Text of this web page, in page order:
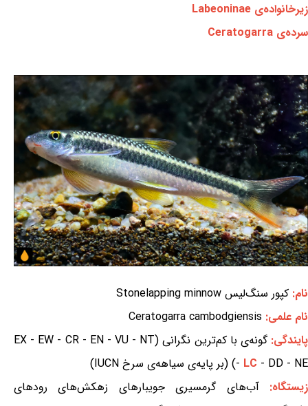
زیرخانواده‌ی Labeoninae
سرده‌ی Ceratogarra
نام: کپور سنگ‌لیس Stonelapping minnow
نام علمی: Ceratogarra cambodgiensis
پایندگی:
گونه‌ی با کم‌ترین نگرانی (EX - EW - CR - EN - VU - NT
- LC - DD - NE) (بر پایه‌ی سیاهه‌ی سرخ IUCN)
زیستگاه:آب‌های گرمسیری جویبارهای زهکش‌های رودهای